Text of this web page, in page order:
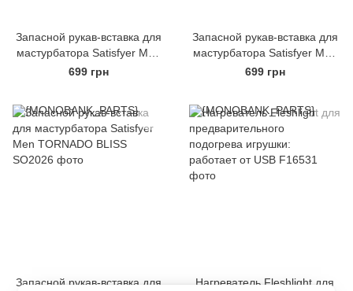
Запасной рукав-вставка для
мастурбатора Satisfyer Men
LUSTY TONGUES
699 грн
Запасной рукав-вставка для
мастурбатора Satisfyer Men
TRI DELIGHTS
699 грн
Запасной рукав-вставка для
Нагреватель Fleshlight для